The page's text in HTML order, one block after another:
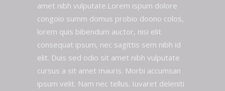
amet nibh vulputate.Lorem ispum dolore
congoio summ domus probio doono colos,
lorem quis bibendum auctor, nisi elit
consequat ipsum, nec sagittis sem nibh id
elit. Duis sed odio sit amet nibh vulputate
cursus a sit amet mauris. Morbi accumsan
ipsum velit. Nam nec tellus. Iuvaret deleniti